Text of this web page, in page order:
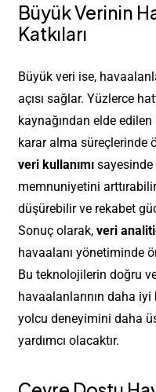
Büyük Verinin
Katkıları
Büyük veri ise,
açısı sağlar. Yüzlerce
kaynağından elde
karar alma süreçlerinde
veri kullanımısayesinde
memnuniyetini
düşürebilir ve rekabet
Sonuç olarak, veri
havaalanı yönetiminde
Bu teknolojilerin doğru
havaalanlarının daha
yolcu deneyimini daha
yardımcı olacaktır.